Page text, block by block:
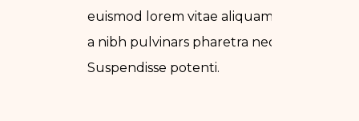
euismod lorem vitae aliquam. Curabitur
a nibh pulvinars pharetra nec non sem.
Suspendisse potenti.